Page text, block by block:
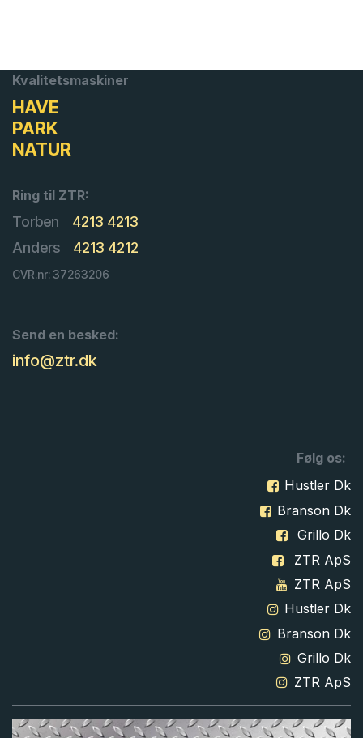
Kvalitetsmaskiner
HAVE
PARK
NATUR
Ring til ZTR:
Torben
4213 4213
Anders
4213 4212
CVR.nr: 37263206
Send en besked:
info@ztr.dk
Følg os:
Hustler Dk
Branson Dk
Grillo Dk
ZTR ApS
ZTR ApS
Hustler Dk
Branson Dk
Grillo Dk
ZTR ApS